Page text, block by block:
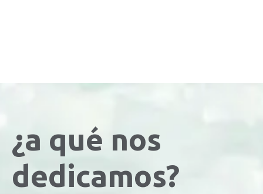
¿a qué nos
dedicamos?